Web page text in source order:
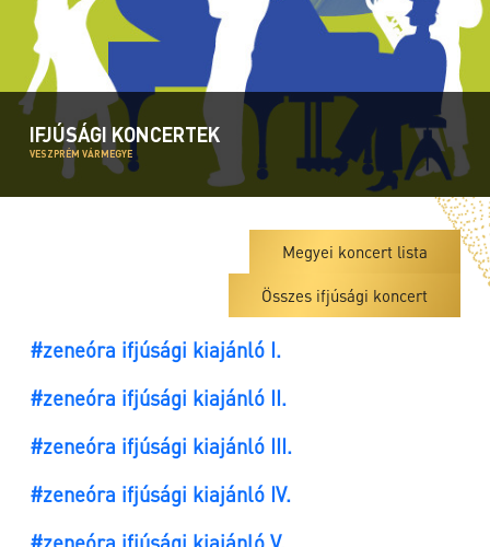
IFJÚSÁGI KONCERTEK
VESZPRÉM VÁRMEGYE
Megyei koncert lista
Összes ifjúsági koncert
#zeneóra ifjúsági kiajánló I.
#zeneóra ifjúsági kiajánló II.
#zeneóra ifjúsági kiajánló III.
#zeneóra ifjúsági kiajánló IV.